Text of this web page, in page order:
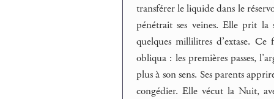
transférer le liquide dans le
pénétrait ses veines. Elle prit
quelques millilitres d’extase.
obliqua : les premières passes,
plus à son sens. Ses parents
congédier. Elle vécut la Nuit,